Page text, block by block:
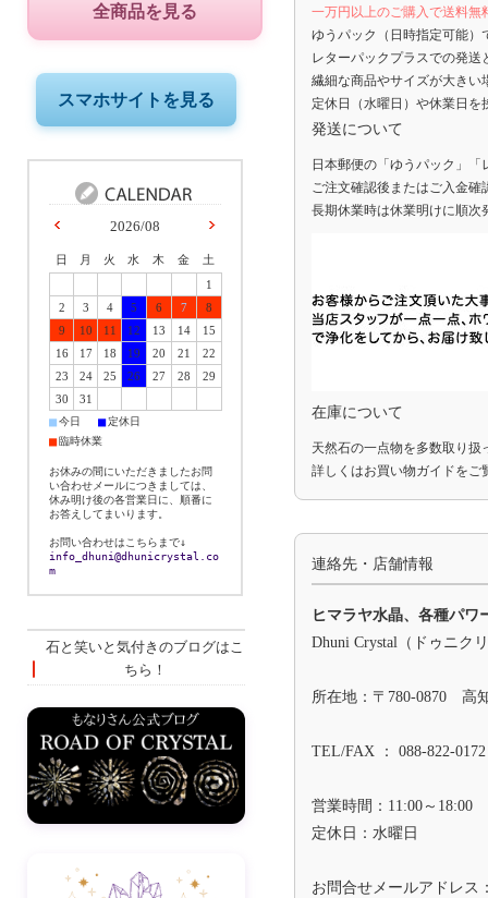
一万円以上のご購入で送料無
ゆうパック（日時指定可能）
レターパックプラスでの発
繊細な商品やサイズが大きい
定休日（水曜日）や休業日
発送について
日本郵便の「ゆうパック」
ご注文確認後またはご入金確
長期休業時は休業明けに順次
在庫について
天然石の一点物を多数取り扱
詳しくはお買い物ガイドをご
連絡先・店舗情報
ヒマラヤ水晶、各種パ
Dhuni Crystal（ドゥニク
所在地：〒780-0870 高
TEL/FAX ： 088-822-0172
営業時間：11:00～18:00
定休日：水曜日
お問合せメールアドレス
全商品を見る
スマホサイトを見る
2026/08
日 月 火 水 木 金
土
1
2
3 4 5 6 7
8
9
10 11 12 13 14
15
16
17 18 19 20 21
22
23
24 25 26 27 28
29
30
31
■今日 ■定休日
■臨時休業
お休みの間にいただきましたお問
い合わせメールにつきましては、
休み明け後の各営業日に、順番に
お答えしてまいります。
お問い合わせはこちらまで↓
info_dhuni@dhunicrystal.co
m
石と笑いと気付きのブログはこ
ちら！